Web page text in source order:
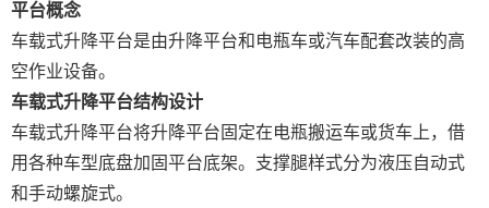
平台概念
车载式升降平台是由升降平台和电瓶车或汽车配套改装的高
空作业设备。
车载式升降平台结构设计
车载式升降平台将升降平台固定在电瓶搬运车或货车上，借
用各种车型底盘加固平台底架。支撑腿样式分为液压自动式
和手动螺旋式。